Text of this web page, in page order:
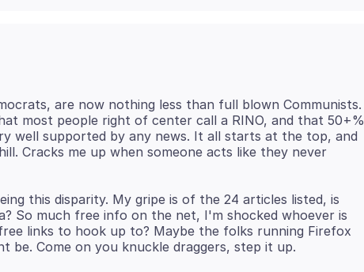
are now nothing less than full blown Communists.
most people right of center call a RINO, and that 50+%
well supported by any news. It all starts at the top, and
Cracks me up when someone acts like they never
this disparity. My gripe is of the 24 articles listed, is
So much free info on the net, I'm shocked whoever is
links to hook up to? Maybe the folks running Firefox